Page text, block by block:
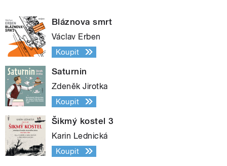
Bláznova smrt
Václav Erben
Koupit
Saturnin
Zdeněk Jirotka
Koupit
Šikmý kostel 3
Karin Lednická
Koupit